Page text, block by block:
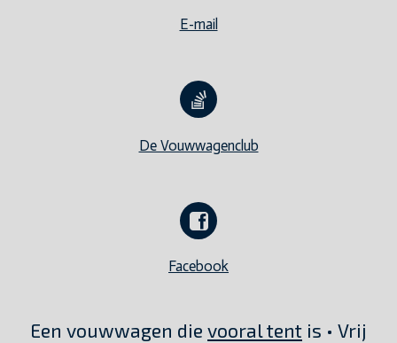
E-mail
De Vouwwagenclub
Facebook
Een vouwwagen die vooral tent is • Vrij